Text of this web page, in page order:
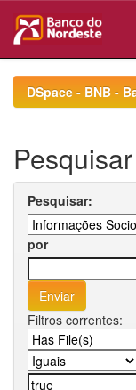
navigationDSpace - BNB -
Pesquisar
Pesquisar:
por
Filtros correntes: